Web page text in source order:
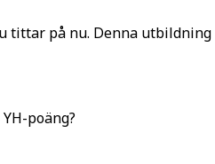
tittar på nu. Denna
poäng?